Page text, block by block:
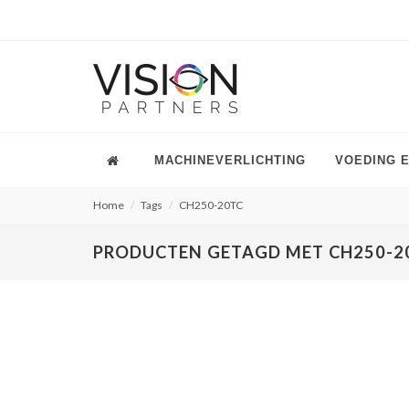
MACHINEVERLICHTING VOEDING
Home Tags CH250-20TC
PRODUCTEN GETAGD MET CH250-